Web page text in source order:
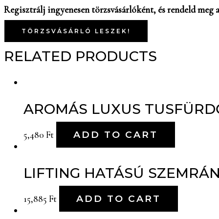
Regisztrálj ingyenesen törzsvásárlóként, és rendeld meg
TÖRZSVÁSÁRLÓ LESZEK!
RELATED PRODUCTS
AROMÁS LUXUS
5,480 Ft ADD TO CART
LIFTING HATÁSÚ
15,885 Ft ADD TO CART